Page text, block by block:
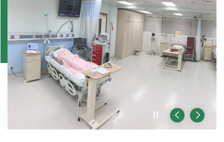
前一页后一页
播放 / 暂停